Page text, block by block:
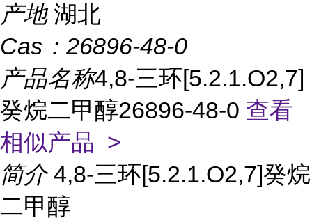
产地 湖北
Cas： 26896-48-0
产品名称4,8-三环[5.2.1.O2,7]
癸烷二甲醇26896-48-0 查看
相似产品 >
简介 4,8-三环[5.2.1.O2,7]癸烷
二甲醇